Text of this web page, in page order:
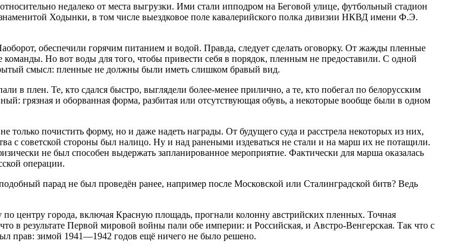
недалеко от места выгрузки. Ими стали ипподром на Беговой улице, футбольный стадион
Ходынки, в том числе выездковое поле кавалерийского полка дивизии НКВД имени Ф.Э.
обеспечили горячим питанием и водой. Правда, следует сделать оговорку. От жажды пленные
Но вот воды для того, чтобы привести себя в порядок, пленным не предоставили. С одной
смысл: пленные не должны были иметь слишком бравый вид.
в плен. Те, кто сдался быстро, выглядели более-менее прилично, а те, кто побегал по белорусским
грязная и оборванная форма, разбитая или отсутствующая обувь, а некоторые вообще были в одном
почистить форму, но и даже надеть награды. От будущего суда и расстрела некоторых из них,
с советской стороны был налицо. Ну и над ранеными издеваться не стали и на марш их не потащили.
не был способен выдержать запланированное мероприятие. Фактически для марша оказалась
операции.
парад не был проведён ранее, например после Московской или Сталинградской битв? Ведь
центру города, включая Красную площадь, прогнали колонну австрийских пленных. Точная
в результате Первой мировой войны пали обе империи: и Российская, и Австро-Венгерская. Так что с
прав: зимой 1941—1942 годов ещё ничего не было решено.